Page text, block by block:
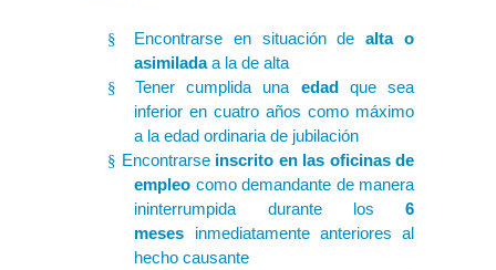
§ Encontrarse en situación dealta o
asimiladaa la de alta
§ Tener cumplida una edad que sea
inferior en cuatro años como máximo
a la edad ordinaria de jubilación
§ Encontrarse inscrito en las oficinas de
empleo como demandante de manera
ininterrumpida durante los 6
meses inmediatamente anteriores al
hecho causante